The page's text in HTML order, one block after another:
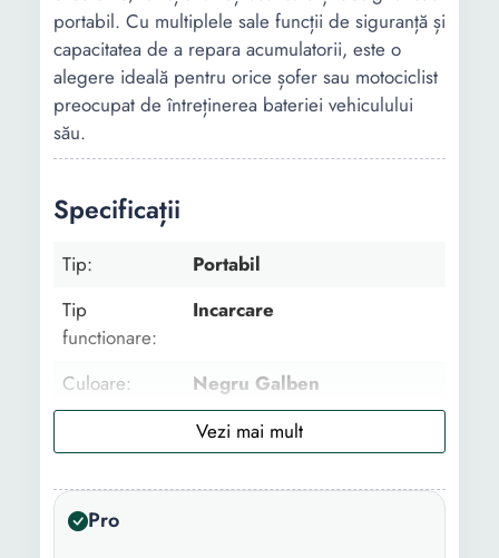
portabil. Cu multiplele sale funcții de siguranță și
capacitatea de a repara acumulatorii, este o
alegere ideală pentru orice șofer sau motociclist
preocupat de întreținerea bateriei vehiculului
său.
Specificații
Tip:
Portabil
Tip
functionare:
Incarcare
Culoare:
Negru Galben
iesire:
12 V 24 V
de incarcare:
Pro